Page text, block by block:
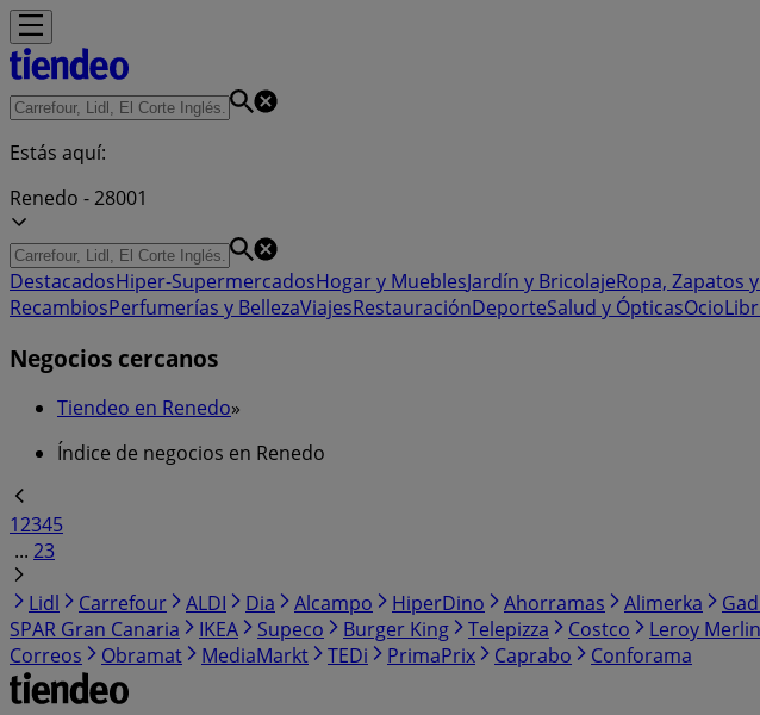
Estás aquí:
Renedo - 28001
DestacadosHiper-SupermercadosHogar y MueblesJardín y BricolajeRopa, Zapatos
RecambiosPerfumerías y BellezaViajesRestauraciónDeporteSalud y ÓpticasOcio
Negocios cercanos
Tiendeo en Renedo»
Índice de negocios en Renedo
12345
... 23
Lidl
Carrefour ALDI Dia Alcampo HiperDino Ahorramas Alimerka
SPAR Gran Canaria
IKEA Supeco Burger King Telepizza Costco Leroy Merlin
Correos
Obramat MediaMarkt TEDi PrimaPrix Caprabo Conforama